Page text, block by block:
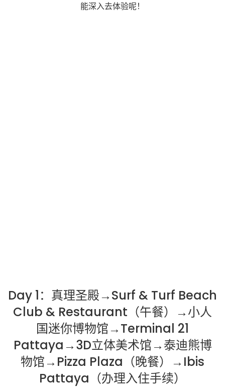
能深入去体验呢！
Day 1：真理圣殿→Surf & Turf Beach
Club & Restaurant（午餐）→小人
国迷你博物馆→Terminal 21
Pattaya→3D立体美术馆→泰迪熊博
物馆→Pizza Plaza（晚餐）→Ibis
Pattaya（办理入住手续）